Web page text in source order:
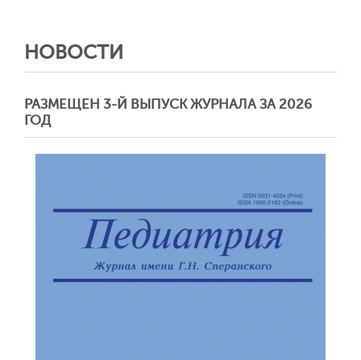
НОВОСТИ
РАЗМЕЩЕН 3-Й ВЫПУСК ЖУРНАЛА ЗА 2026
ГОД